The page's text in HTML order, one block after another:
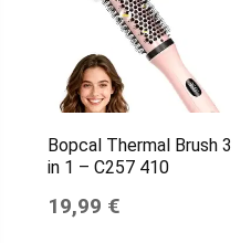
Bopcal Thermal Brush 3
in 1 – C257 410
19,99 €